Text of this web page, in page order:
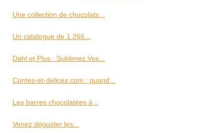
Une collection de chocolats...
Un catalogue de 1 266...
Dahl et Plus : Sublimez Vos...
Contes-et-delices.com : quand...
Les barres chocolatées à...
Venez déguster les...